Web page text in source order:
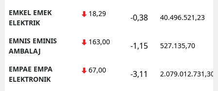
EMKEL EMEK
ELEKTRIK
18,29 -0,38 40.496.521,23
EMNIS EMINIS
AMBALAJ
163,00 -1,15 527.135,70
EMPAE EMPA
ELEKTRONIK
67,00 -3,11 2.079.012.731,30